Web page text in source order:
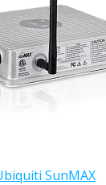
SunMAX